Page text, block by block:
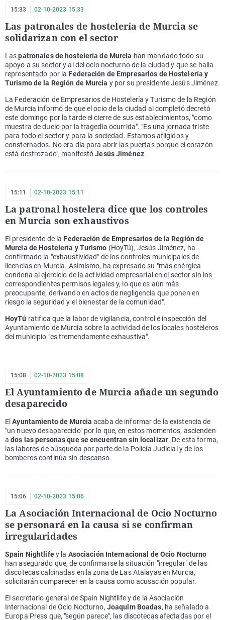
15:33 02-10-2023 15:33
Las patronales de hostelería de Murcia se
solidarizan con el sector
Laspatronales de hostelería de Murcia han mandado todo su
apoyo a su sector y al del ocio nocturno de la ciudad y que se halla
representado por la Federación de Empresarios de Hostelería y
Turismo de la Región de Murcia y por su presidente Jesús Jiménez.
La Federación de Empresarios de Hostelería y Turismo de la Región
de Murcia informó de que el ocio de la ciudad al completó decretó
este domingo por la tarde el cierre de sus establecimientos, "como
muestra de duelo por la tragedia ocurrida". "Es una jornada triste
para todo el sector y para la sociedad. Estamos afligidos y
consternados. No era día para abrir las puertas porque el corazón
está destrozado", manifestóJesús Jiménez.
15:11 02-10-2023 15:11
La patronal hostelera dice que los controles
en Murcia son exhaustivos
El presidente de la Federación de Empresarios de la Región de
Murcia de Hostelería y Turismo (HoyTú), Jesús Jiménez, ha
confirmado la "exhaustividad" de los controles municipales de
licencias en Murcia. Asimismo, ha expresado su "más enérgica
condena al ejercicio de la actividad empresarial en el sector sin los
correspondientes permisos legales y, lo que es aún más
preocupante, derivando en actos de negligencia que ponen en
riesgo la seguridad y el bienestar de la comunidad".
HoyTú ratifica que la labor de vigilancia, control e inspección del
Ayuntamiento de Murcia sobre la actividad de los locales hosteleros
del municipio "es tremendamente exhaustiva".
15:08 02-10-2023 15:08
El Ayuntamiento de Murcia añade un segundo
desaparecido
ElAyuntamiento de Murcia acaba de informar de la existencia de
"un nuevo desaparecido" por lo que, en estos momentos, ascienden
ados las personas que se encuentran sin localizar. De esta forma,
las labores de búsqueda por parte de la Policía Judicial y de los
bomberos continúa sin descanso.
15:06 02-10-2023 15:06
La Asociación Internacional de Ocio Nocturno
se personará en la causa si se confirman
irregularidades
Spain Nightlifey la Asociación Internacional de Ocio Nocturno
han asegurado que, de confirmarse la situación "irregular" de las
discotecas calcinadas en la zona de Las Atalayas en Murcia,
solicitarán comparecer en la causa como acusación popular.
El secretario general de Spain Nightlife y de la Asociación
Internacional de Ocio Nocturno, Joaquim Boadas, ha señalado a
Europa Press que, "según parece", las discotecas afectadas por el